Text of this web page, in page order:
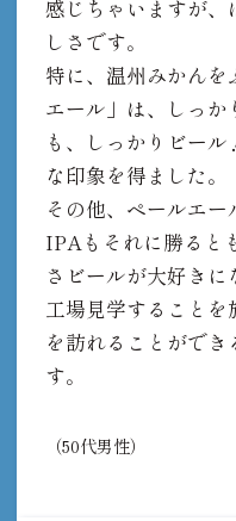
感じちゃいますが
しさです。
特に、温州みかん
エール」は、しっか
も、しっかりビー
な印象を得ました。
その他、ペールエー
IPAもそれに勝ると
さビールが大好きに
工場見学すること
を訪れることができ
す。
（50代男性）